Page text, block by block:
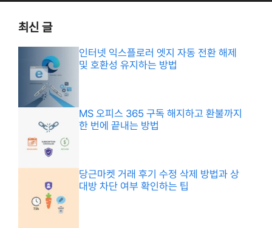
최신 글
인터넷 익스플로러 엣지 자동 전환 해제
및 호환성 유지하는 방법
MS 오피스 365 구독 해지하고 환불까지
한 번에 끝내는 방법
당근마켓 거래 후기 수정 삭제 방법과 상
대방 차단 여부 확인하는 팁